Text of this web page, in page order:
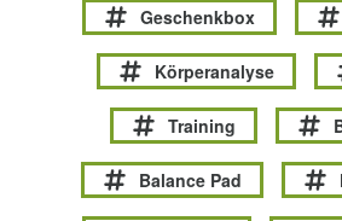
Geschenkbox
Körperanalyse
Training
Balance Pad